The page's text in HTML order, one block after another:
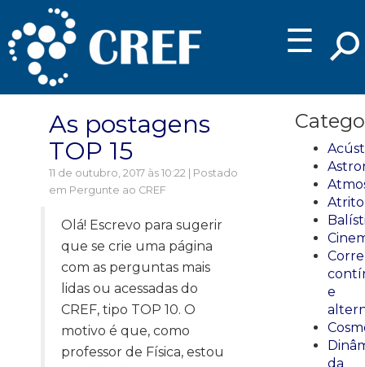
☰
As postagens
TOP 15
11 de outubro, 2017 às 10:22 | Postado
em Pergunte ao CREF
Olá! Escrevo para sugerir
que se crie uma página
com as perguntas mais
lidas ou acessadas do
CREF, tipo TOP 10. O
motivo é que, como
professor de Física, estou
Atrito
e
da